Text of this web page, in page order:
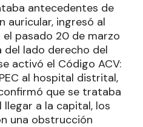
antecedentes de
auricular, ingresó al
pasado 20 de marzo
del lado derecho del
activó el Código ACV:
al hospital distrital,
que se trataba
llegar a la capital, los
una obstrucción